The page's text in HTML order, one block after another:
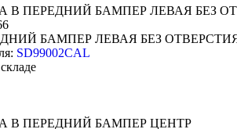
БАМПЕР ЛЕВАЯ БЕЗ
SD99002CAL